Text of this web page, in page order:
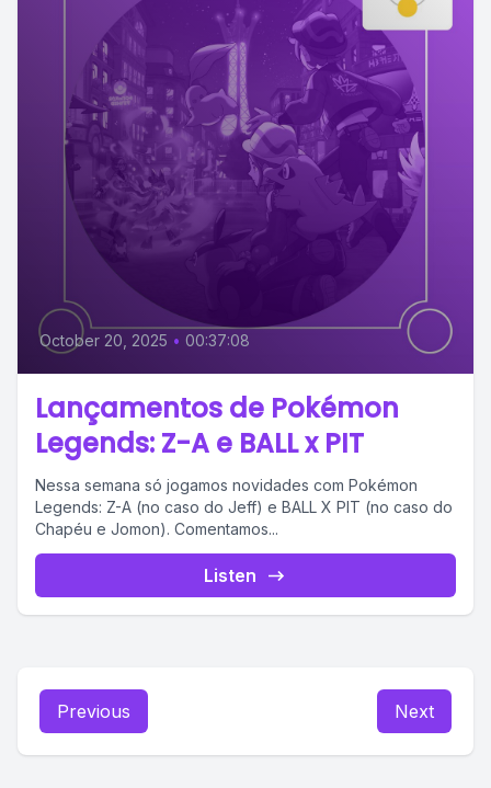
October 20, 2025 • 00:37:08
Lançamentos de Pokémon
Legends: Z-A e BALL x PIT
Nessa semana só jogamos novidades com Pokémon
Legends: Z-A (no caso do Jeff) e BALL X PIT (no caso do
Chapéu e Jomon). Comentamos...
Listen
Previous Next